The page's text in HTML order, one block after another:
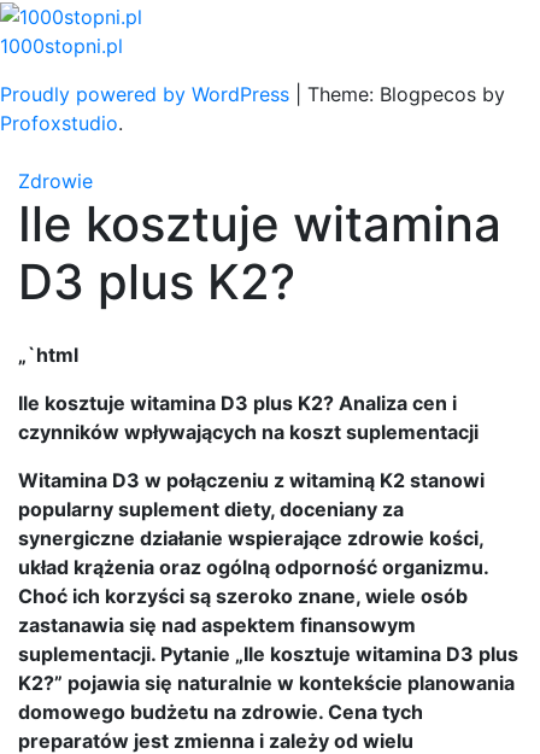
Skip
to
1000stopni.pl
Proudly powered by WordPress
Theme: Blogpecos by
Profoxstudio.
Zdrowie
Ile kosztuje witamina
D3 plus K2?
„`html
Ile kosztuje witamina D3 plus K2? Analiza cen i
czynników wpływających na koszt suplementacji
Witamina D3 w połączeniu z witaminą K2 stanowi
popularny suplement diety, doceniany za
synergiczne działanie wspierające zdrowie kości,
układ krążenia oraz ogólną odporność organizmu.
Choć ich korzyści są szeroko znane, wiele osób
zastanawia się nad aspektem finansowym
suplementacji. Pytanie „Ile kosztuje witamina D3 plus
K2?” pojawia się naturalnie w kontekście planowania
domowego budżetu na zdrowie. Cena tych
preparatów jest zmienna i zależy od wielu